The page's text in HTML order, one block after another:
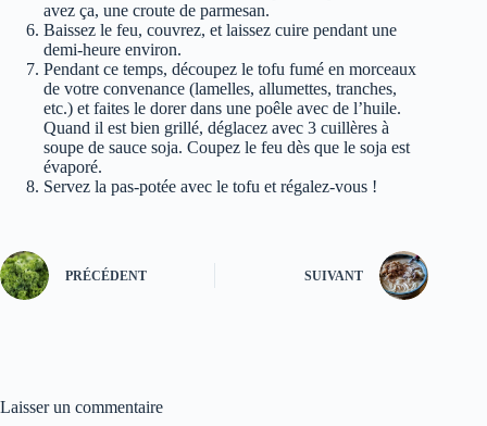
avez ça, une croute de parmesan.
Baissez le feu, couvrez, et laissez cuire pendant une
demi-heure environ.
Pendant ce temps, découpez le tofu fumé en morceaux
de votre convenance (lamelles, allumettes, tranches,
etc.) et faites le dorer dans une poêle avec de l’huile.
Quand il est bien grillé, déglacez avec 3 cuillères à
soupe de sauce soja. Coupez le feu dès que le soja est
évaporé.
Servez la pas-potée avec le tofu et régalez-vous !
PRÉCÉDENT SUIVANT
Laisser un commentaire